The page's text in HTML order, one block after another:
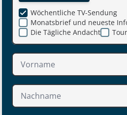
Monatsbrief und neueste
Die Tägliche Andacht
Wöchentliche TV-Sendung